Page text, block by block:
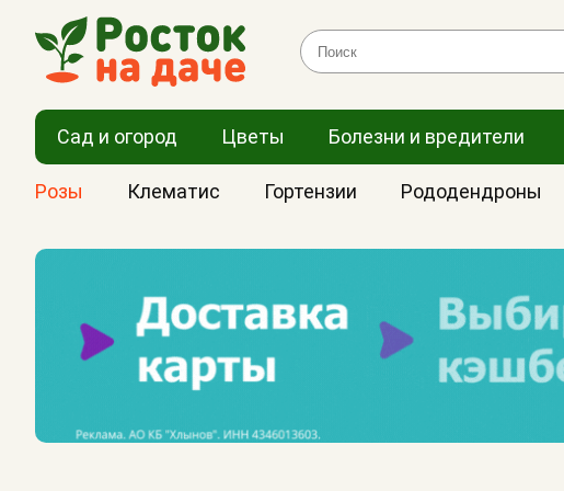
Сад и огород Цветы Болезни и вредители
Розы Клематис Гортензии Рододендроны